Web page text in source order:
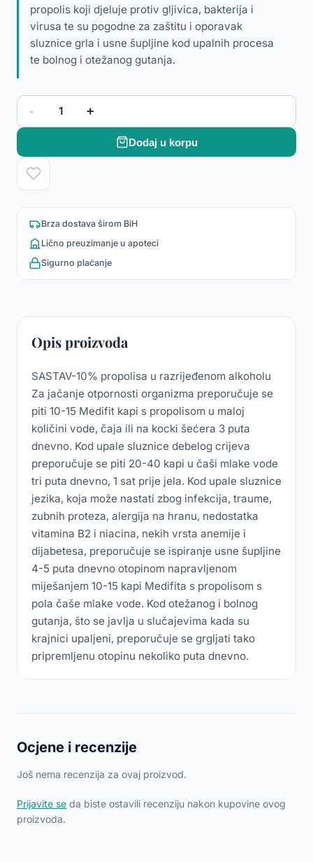
propolis koji djeluje protiv gljivica, bakterija i
virusa te su pogodne za zaštitu i oporavak
sluznice grla i usne šupljine kod upalnih procesa
te bolnog i otežanog gutanja.
- 1 +
Dodaj u korpu
Brza dostava širom BiH
Lično preuzimanje u apoteci
Sigurno plaćanje
Opis proizvoda
SASTAV-10% propolisa u razrijeđenom alkoholu
Za jačanje otpornosti organizma preporučuje se
piti 10-15 Medifit kapi s propolisom u maloj
količini vode, čaja ili na kocki šećera 3 puta
dnevno. Kod upale sluznice debelog crijeva
preporučuje se piti 20-40 kapi u čaši mlake vode
tri puta dnevno, 1 sat prije jela. Kod upale sluznice
jezika, koja može nastati zbog infekcija, traume,
zubnih proteza, alergija na hranu, nedostatka
vitamina B2 i niacina, nekih vrsta anemije i
dijabetesa, preporučuje se ispiranje usne šupljine
4-5 puta dnevno otopinom napravljenom
miješanjem 10-15 kapi Medifita s propolisom s
pola čaše mlake vode. Kod otežanog i bolnog
gutanja, što se javlja u slučajevima kada su
krajnici upaljeni, preporučuje se grgljati tako
pripremljenu otopinu nekoliko puta dnevno.
Ocjene i recenzije
Još nema recenzija za ovaj proizvod.
Prijavite se da biste ostavili recenziju nakon kupovine ovog
proizvoda.